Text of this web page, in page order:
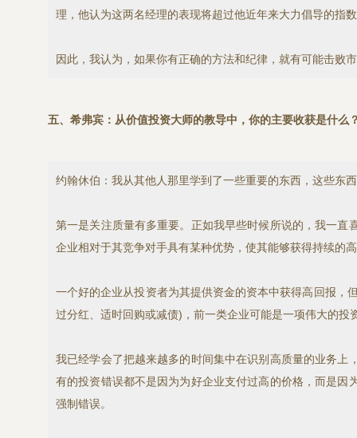
理，他认为这两名经理的表现将超过他近年来大力倡导的指
因此，我认为，如果你有正确的方法和纪律，就有可能击败
五、希弗宾：从价值投资大师的教导中，你的主要收获是什么
约翰休伯：我从其他人那里学到了一些重要的东西，这些东
第一是关注质量有多重要。正如我早些时候所说的，我一
企业相对于其竞争对手具有某种优势，使其能够获得持续的
一个好的企业从投资者为其提供资金的资本中获得高回报，
过分红、适时回购或减债)，前一类企业可能是一项伟大的
我已经学会了把越来越多的时间集中在识别高质量的业务
有的投资错误都不是因为为好企业支付过高的价格，而是
强制错误。